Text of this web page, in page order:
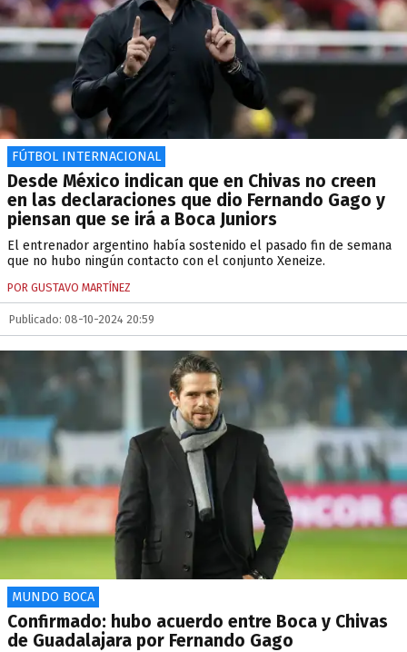
FÚTBOL INTERNACIONAL
Desde México indican que en Chivas no creen
en las declaraciones que dio Fernando Gago y
piensan que se irá a Boca Juniors
El entrenador argentino había sostenido el pasado fin de semana
que no hubo ningún contacto con el conjunto Xeneize.
POR GUSTAVO MARTÍNEZ
Publicado: 08-10-2024 20:59
MUNDO BOCA
Confirmado: hubo acuerdo entre Boca y Chivas
de Guadalajara por Fernando Gago